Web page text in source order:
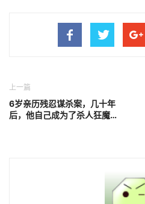
上一篇
6岁亲历残忍谋杀案，几十年
后，他自己成为了杀人狂魔…